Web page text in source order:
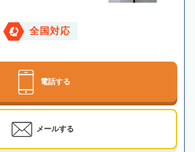
全国対応
電話する
メールする